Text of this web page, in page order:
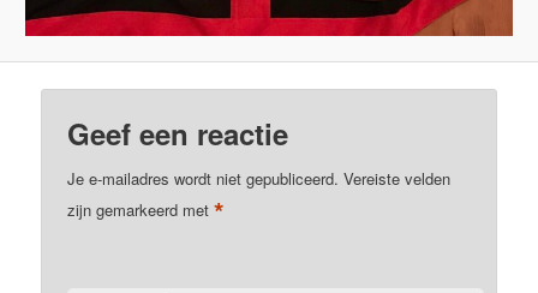
Geef een reactie
Je e-mailadres wordt niet gepubliceerd. Vereiste velden
zijn gemarkeerd met*